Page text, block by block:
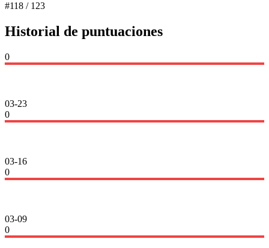
#118 / 123
Historial de puntuaciones
0
03-23
0
03-16
0
03-09
0